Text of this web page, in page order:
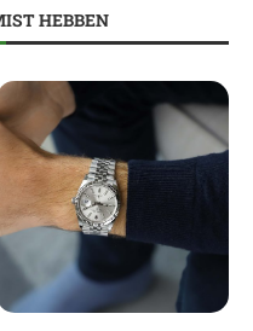
HEBBEN